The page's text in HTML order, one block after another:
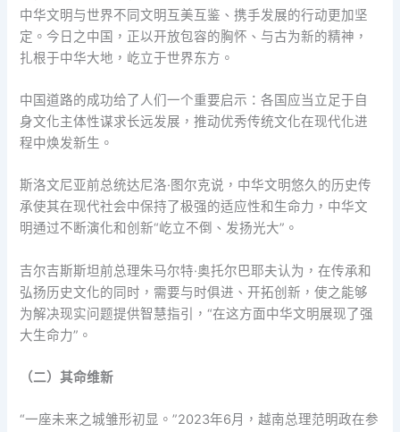
中华文明与世界不同文明互美互鉴、携手发展的行动更加坚
定。今日之中国，正以开放包容的胸怀、与古为新的精神，
扎根于中华大地，屹立于世界东方。
中国道路的成功给了人们一个重要启示：各国应当立足于自
身文化主体性谋求长远发展，推动优秀传统文化在现代化进
程中焕发新生。
斯洛文尼亚前总统达尼洛·图尔克说，中华文明悠久的历史传
承使其在现代社会中保持了极强的适应性和生命力，中华文
明通过不断演化和创新“屹立不倒、发扬光大”。
吉尔吉斯斯坦前总理朱马尔特·奥托尔巴耶夫认为，在传承和
弘扬历史文化的同时，需要与时俱进、开拓创新，使之能够
为解决现实问题提供智慧指引，“在这方面中华文明展现了强
大生命力”。
（二）其命维新
“一座未来之城雏形初显。”2023年6月，越南总理范明政在参